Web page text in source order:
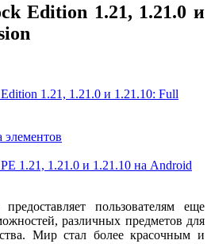
Edition 1.21, 1.21.0 и
1.21, 1.21.0 и 1.21.10: Full
элементов
1.21, 1.21.0 и 1.21.10 на Android
пользователям еще
различных предметов для
Мир стал более красочным и